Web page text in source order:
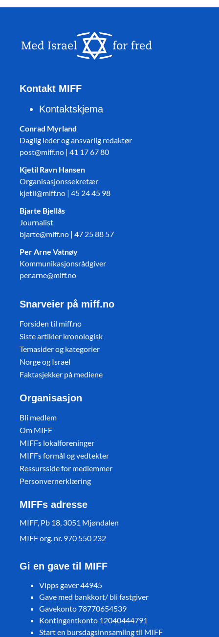
Kontakt MIFF
Kontaktskjema
Conrad Myrland
Daglig leder og ansvarlig redaktør
post@miff.no | 41 17 67 80
Kjetil Ravn Hansen
Organisasjonssekretær
kjetil@miff.no | 45 24 45 98
Bjarte Bjellås
Journalist
bjarte@miff.no | 47 25 88 57
Per Arne Vatnøy
Kommunikasjonsrådgiver
per.arne@miff.no
Snarveier på miff.no
Forsiden til miff.no
Siste artikler kronologisk
Temasider og kategorier
Norge og Israel
Faktasjekker på mediene
Organisasjon
Bli medlem
Om MIFF
MIFFs lokalforeninger
MIFFs formål og vedtekter
Ressursside for medlemmer
Personvernerklæring
MIFFs adresse
MIFF, Pb 18, 3051 Mjøndalen
MIFF org. nr. 970 550 232
Gi en gave til MIFF
Vipps gaver 44945
Gave med bankkort/ bli fastgiver
Gavekonto 78770654539
Kontingentkonto 12040444791
Start en bursdagsinnsamling til MIFF